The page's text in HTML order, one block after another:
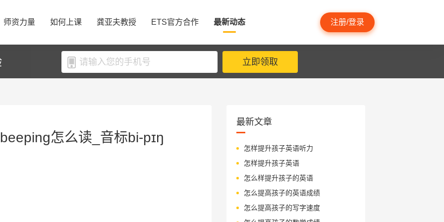
师资力量 如何上课 龚亚夫教授 ETS官方合作 最新动态 注册/登录
立即领取
怎么读_音标bi-pɪŋ
最新文章
怎样提升孩子英语听力
怎样提升孩子英语
怎么样提升孩子的英语
怎么提高孩子的英语成绩
怎么提高孩子的写字速度